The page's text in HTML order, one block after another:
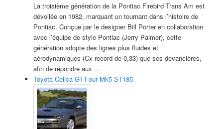
La troisième génération de la Pontiac Firebird Trans Am est
dévoilée en 1982, marquant un tournant dans l’histoire de
Pontiac. Conçue par le designer Bill Porter en collaboration
avec l’équipe de style Pontiac (Jerry Palmer), cette
génération adopte des lignes plus fluides et
aérodynamiques (Cx record de 0,33) que ses devancières,
afin de répondre aux ...
Toyota Celica GT-Four Mk5 ST185